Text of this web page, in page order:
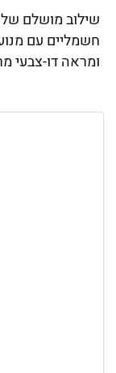
שילוב מושלם של
ומראה דו-צבעי